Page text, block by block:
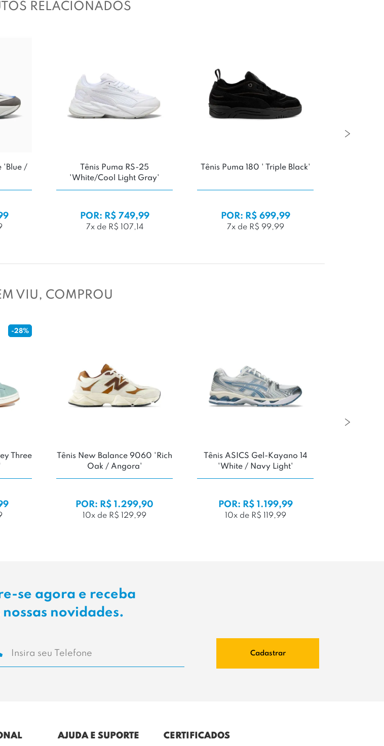
RELACIONADOS
'Blue /
Tênis Puma RS-25
'White/Cool Light Gray'
POR: R$ 749,99
7x de R$ 107,14
Tênis Puma 180 ' Triple Black'
POR: R$ 699,99
7x de R$ 99,99
VIU, COMPROU
-28%
Three
Tênis New Balance 9060 'Rich
Oak / Angora'
POR: R$ 1.299,90
10x de R$ 129,99
Tênis ASICS Gel-Kayano 14
'White / Navy Light'
POR: R$ 1.199,99
10x de R$ 119,99
se agora e receba
novidades.
Cadastrar
AJUDA E SUPORTE CERTIFICADOS